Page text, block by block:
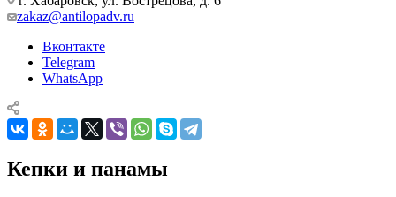
zakaz@antilopadv.ru
Вконтакте
Telegram
WhatsApp
Кепки и панамы